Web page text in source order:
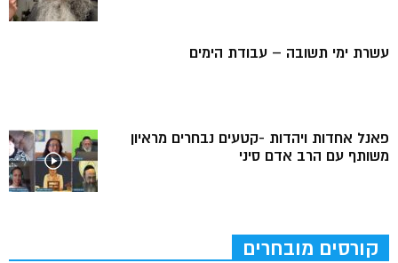
עשרת ימי תשובה – עבודת הימים
פאנל אחדות ויהדות -קטעים נבחרים מראיון
משותף עם הרב אדם סיני
קורסים מובחרים